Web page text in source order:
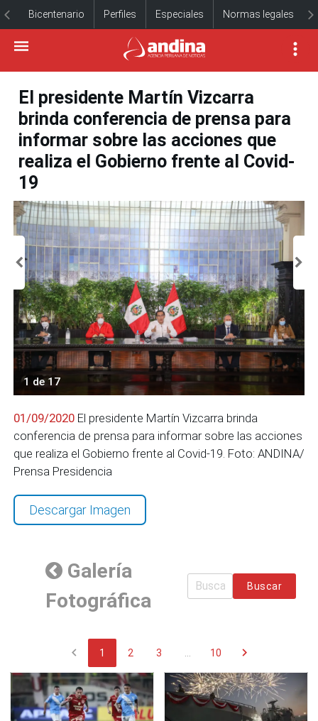
Bicentenario Perfiles Especiales Normas legales
El presidente Martín Vizcarra
brinda conferencia de prensa para
informar sobre las acciones que
realiza el Gobierno frente al Covid-
19
1 de 17
01/09/2020 El presidente Martín Vizcarra brinda
conferencia de prensa para informar sobre las acciones
que realiza el Gobierno frente al Covid-19. Foto: ANDINA/
Prensa Presidencia
Descargar Imagen
Galería
Fotográfica
Buscar
chevron_left 1 2 3 10 chevron_right